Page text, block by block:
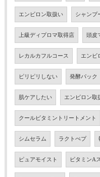
エンビロン取扱い シャンプ
上級ディプロマ取得店 頭皮
レカルカフルコース エンビ
ピリピリしない 発酵パック
肌ケアしたい エンビロン取
クールビタミントリートメント
シムセラム ラクトぺプ
ピュアモイスト ビタミンA